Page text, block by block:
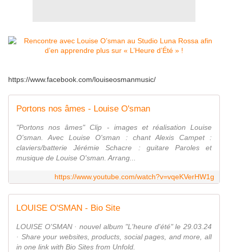
https://www.facebook.com/louiseosmanmusic/
Portons nos âmes - Louise O'sman
"Portons nos âmes" Clip - images et réalisation Louise
O'sman. Avec Louise O'sman : chant Alexis Campet :
claviers/batterie Jérémie Schacre : guitare Paroles et
musique de Louise O'sman. Arrang...
https://www.youtube.com/watch?v=vqeKVerHW1g
LOUISE O'SMAN - Bio Site
LOUISE O'SMAN · nouvel album "L'heure d'été" le 29.03.24
· Share your websites, products, social pages, and more, all
in one link with Bio Sites from Unfold.